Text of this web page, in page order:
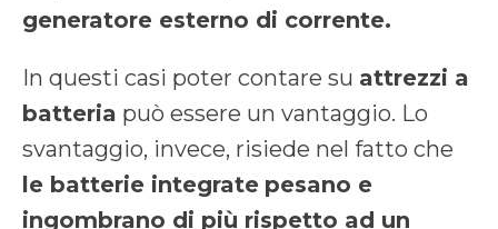
generatore esterno di corrente.
In questi casi poter contare su attrezzi a
batteria può essere un vantaggio. Lo
svantaggio, invece, risiede nel fatto che
le batterie integrate pesano e
ingombrano di più rispetto ad un